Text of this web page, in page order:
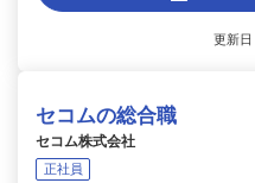
更新
セコムの総合職
セコム株式会社
正社員